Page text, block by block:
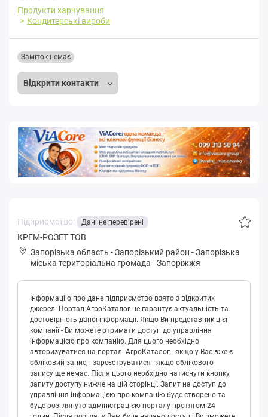
Продукти харчування
Кондитерські вироби
Відкрити контакти
Заміток немає
Підприємство: Дані не перевірені
КРЕМ-РОЗЕТ ТОВ
Запорізька область -Запорізький район -Зaпopізькa
міська територіальна громада -Запоріжжя
Інформацію про дане підприємство взято з відкритих
джерел. Портал АгроКаталог не гарантує актуальність та
достовірність даної інформації. Якщо Ви представник цієї
компанії - Ви можете отримати доступ до управління
інформацією про компанію. Для цього необхідно
авторизуватися на порталі АгроКаталог - якщо у Вас вже є
обліковий запис, і зареєструватися - якщо облікового
запису ще немає. Після цього необхідно натиснути кнопку
запиту доступу нижче на цій сторінці. Запит на доступ до
управління інформацією про компанію буде створено та
буде розглянуто адміністрацією порталу протягом 24